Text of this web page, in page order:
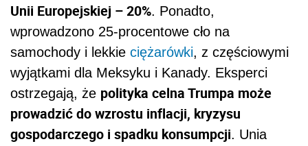
Unii Europejskiej – 20%. Ponadto,
wprowadzono 25-procentowe cło na
samochody i lekkie ciężarówki, z częściowymi
wyjątkami dla Meksyku i Kanady. Eksperci
ostrzegają, że polityka celna Trumpa może
prowadzić do wzrostu inflacji, kryzysu
gospodarczego i spadku konsumpcji. Unia